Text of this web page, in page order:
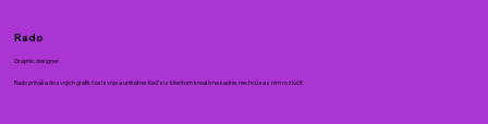
Rado
Graphic designer
Rado prináša do svojich grafík čosi svoje a unikátne. Keď si s klientom kreatívne sadne, nechcú sa s ním rozlúčiť.